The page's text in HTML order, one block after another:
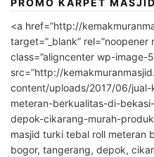
<a href=”http://
target=”_blank” rel=”noopener
class=”aligncenter wp-image-
src=”http://
content/uploads/2017/06/
meteran-berkualitas-di-
depok-cikarang-murah-
masjid turki tebal roll meteran
bogor, tangerang, depok,